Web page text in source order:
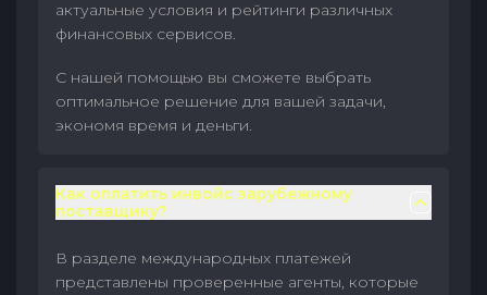
актуальные условия и рейтинги различных
финансовых сервисов.
С нашей помощью вы сможете выбрать
оптимальное решение для вашей задачи,
экономя время и деньги.
Как оплатить инвойс зарубежному
поставщику?
В разделе международных платежей
представлены проверенные агенты, которые